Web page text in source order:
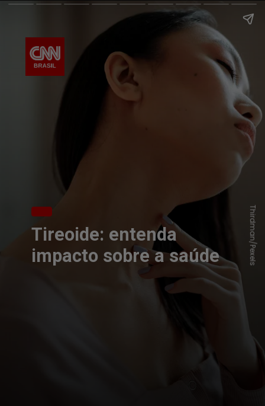
Tireoide: entenda
impacto sobre a saúde
Thirdman/Pexels